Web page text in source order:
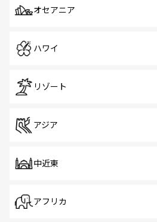
オセアニア
ハワイ
リゾート
アジア
中近東
アフリカ